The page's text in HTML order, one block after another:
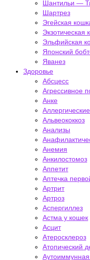
Шантильи —
Шартрез
Эгейская
Экзотическая
Эльфийская
Японский
Яванез
Здоровье
Абсцесс
Агрессивное
Анке
Альвеококкоз
Анализы
Анемия
Анкилостомоз
Аппетит
Аптечка
Артрит
Артроз
Аспергиллез
Астма у кошек
Асцит
Атеросклероз
Атопический